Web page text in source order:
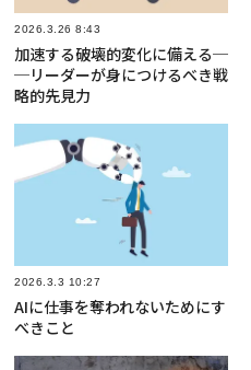
2026.3.26 8:43
加速する破壊的変化に備える─
─リーダーが身につけるべき戦
略的先見力
2026.3.3 10:27
AIに仕事を奪われないためにす
べきこと